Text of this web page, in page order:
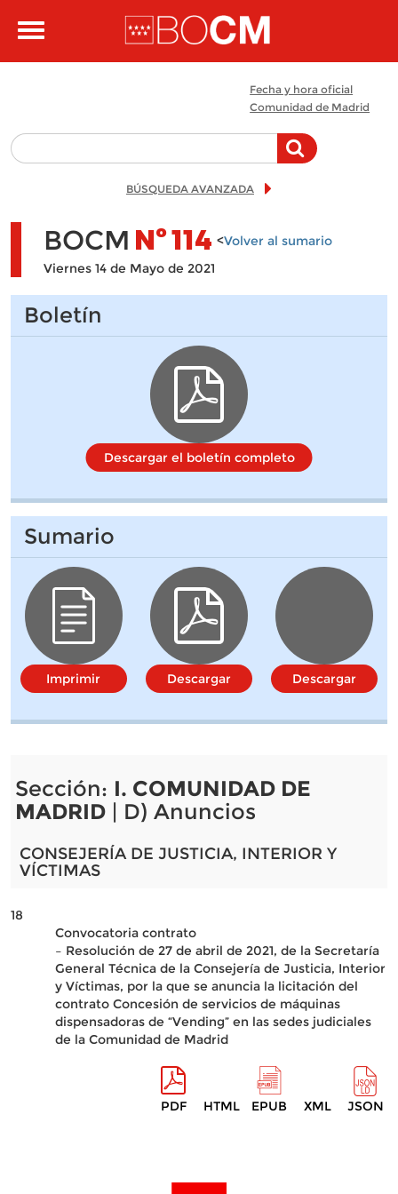
Toggle
Fecha y hora oficial
Comunidad de Madrid
BÚSQUEDA AVANZADA
BOCM Nº114 <Volver al sumario
Viernes 14 de Mayo de 2021
Boletín
Descargar el boletín completo
Sumario
Imprimir Descargar Descargar
Sección: I. COMUNIDAD DE
MADRID| D) Anuncios
CONSEJERÍA DE JUSTICIA, INTERIOR Y
VÍCTIMAS
18
Convocatoria contrato
– Resolución de 27 de abril de 2021, de la Secretaría
General Técnica de la Consejería de Justicia, Interior
y Víctimas, por la que se anuncia la licitación del
contrato Concesión de servicios de máquinas
dispensadoras de “Vending” en las sedes judiciales
de la Comunidad de Madrid
PDF HTML EPUB XML JSON